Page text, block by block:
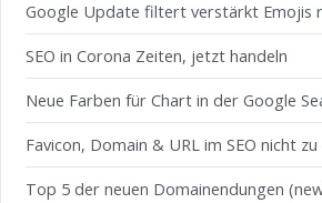
Google Update filtert verstärkt Emojis
SEO in Corona Zeiten, jetzt handeln
Neue Farben für Chart in der Google
Favicon, Domain & URL im SEO nicht
Top 5 der neuen Domainendungen